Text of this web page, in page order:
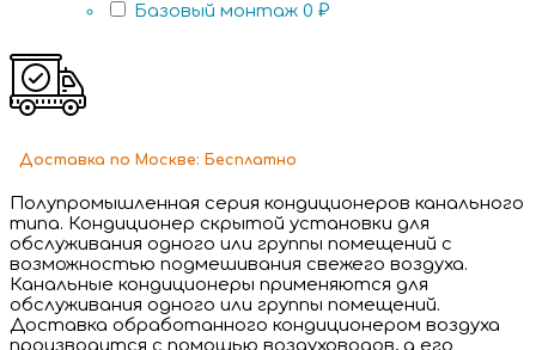
Базовый монтаж 0 ₽
Доставка по Москве: Бесплатно
Полупромышленная серия кондиционеров канального
типа. Кондиционер скрытой установки для
обслуживания одного или группы помещений с
возможностью подмешивания свежего воздуха.
Канальные кондиционеры применяются для
обслуживания одного или группы помещений.
Доставка обработанного кондиционером воздуха
производится с помощью воздуховодов, а его